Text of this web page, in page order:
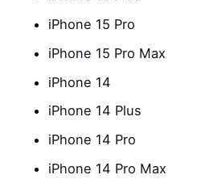
iPhone 15 Pro
iPhone 15 Pro Max
iPhone 14
iPhone 14 Plus
iPhone 14 Pro
iPhone 14 Pro Max